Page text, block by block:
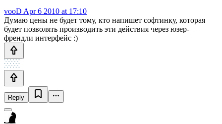
vooD Apr 6 2010 at 17:10
Думаю цены не будет тому, кто напишет софтинку, которая
будет позволять производить эти действия через юзер-
френдли интерфейс :)
Reply